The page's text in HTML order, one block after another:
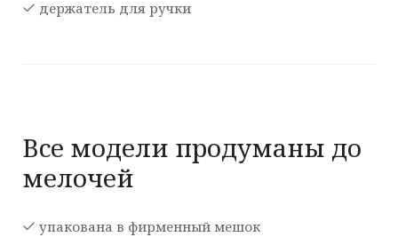
держатель для ручки
Все модели продуманы до
мелочей
упакована в фирменный мешок